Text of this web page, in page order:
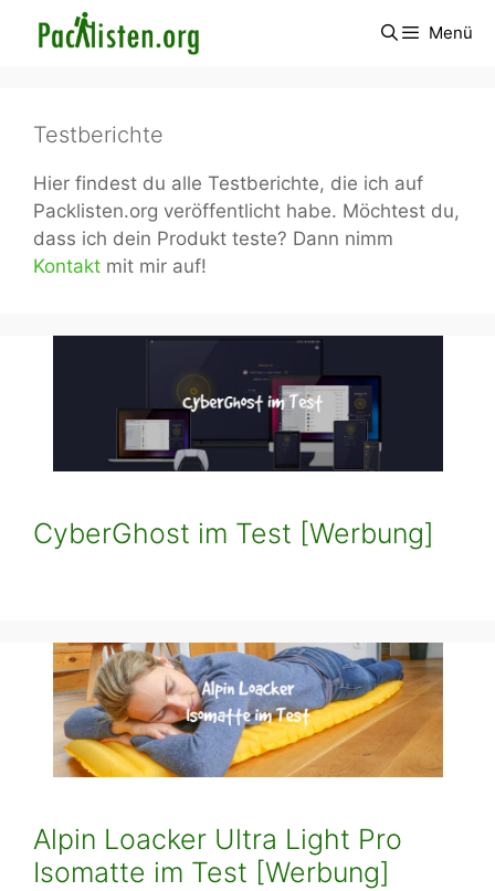
Inhalt
Menü
Testberichte
Hier findest du alle Testberichte, die ich auf
Packlisten.org veröffentlicht habe. Möchtest du,
dass ich dein Produkt teste? Dann nimm
Kontakt mit mir auf!
CyberGhost im Test [Werbung]
Alpin Loacker Ultra Light Pro
Isomatte im Test [Werbung]